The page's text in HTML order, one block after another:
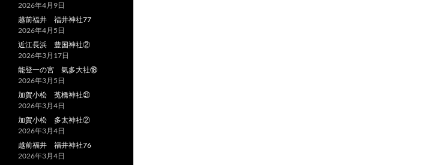
2026年4月9日
越前福井 福井神社77
2026年4月5日
近江長浜 豊国神社②
2026年3月17日
能登一の宮 氣多大社⑱
2026年3月5日
加賀小松 菟橋神社㉑
2026年3月4日
加賀小松 多太神社②
2026年3月4日
越前福井 福井神社76
2026年3月4日